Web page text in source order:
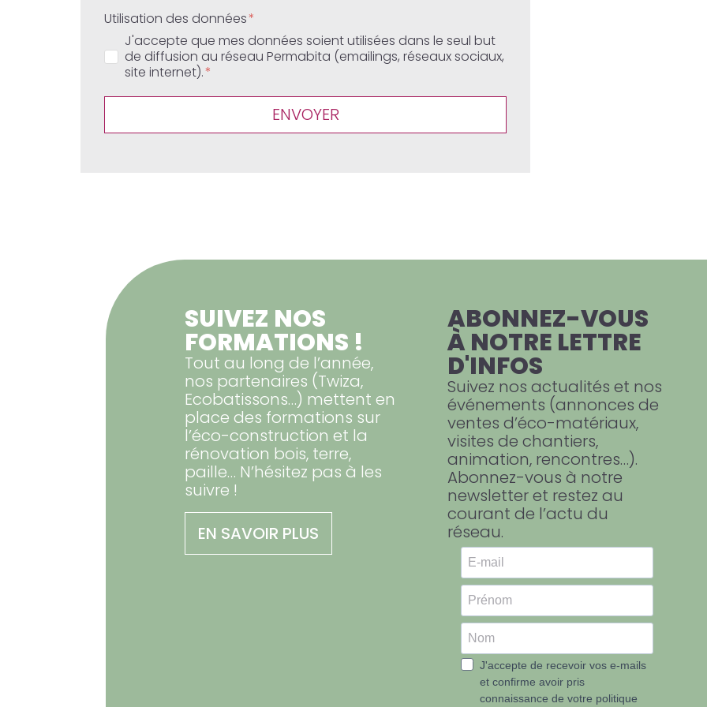
Utilisation des données
J'accepte que mes données soient utilisées dans le seul but
de diffusion au réseau Permabita (emailings, réseaux sociaux,
site internet).
ENVOYER
SUIVEZ NOS
FORMATIONS !
Tout au long de l’année,
nos partenaires (Twiza,
Ecobatissons…) mettent en
place des formations sur
l’éco-construction et la
rénovation bois, terre,
paille… N’hésitez pas à les
suivre !
EN SAVOIR PLUS
ABONNEZ-VOUS
À NOTRE LETTRE
D'INFOS
Suivez nos actualités et nos
événements (annonces de
ventes d’éco-matériaux,
visites de chantiers,
animation, rencontres…).
Abonnez-vous à notre
newsletter et restez au
courant de l’actu du
réseau.
J'accepte de recevoir vos e-mails
et confirme avoir pris
connaissance de votre politique